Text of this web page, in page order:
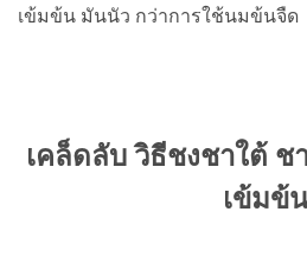
เข้มข้น มันนัว กว่าการใช้นมข้นจืด
เคล็ดลับ วิธีชงชาใต้ ช
เข้มข้น